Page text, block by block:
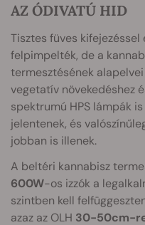
AZ ÓDIVATÚ HID
Tisztes füves
felpimpelték, de a
termesztésének
vegetatív növekedéshez
spektrumú HPS lámpák
jelentenek, és
jobban is illenek.
A beltéri kannabisz
600W-os izzók a
szintben kell
azaz az OLH 30-50cm-